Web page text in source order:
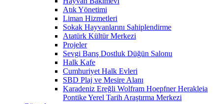
Atık Yönetimi
Liman Hizmetleri
Sokak Hayvanlarını Sahiplendirme
Atatürk Kültür Merkezi
Projeler
Sevgi Barış Dostluk Düğün Salonu
Halk Kafe
Cumhuriyet Halk Evleri
SBD Plaj ve Mesire Alanı
Karadeniz Ereğli Wolfram Hoepfner Herakleia
Pontike Yerel Tarih Araştırma Merkezi